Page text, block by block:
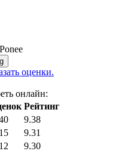
оценки.
онлайн:
Рейтинг
9.38
9.31
9.30